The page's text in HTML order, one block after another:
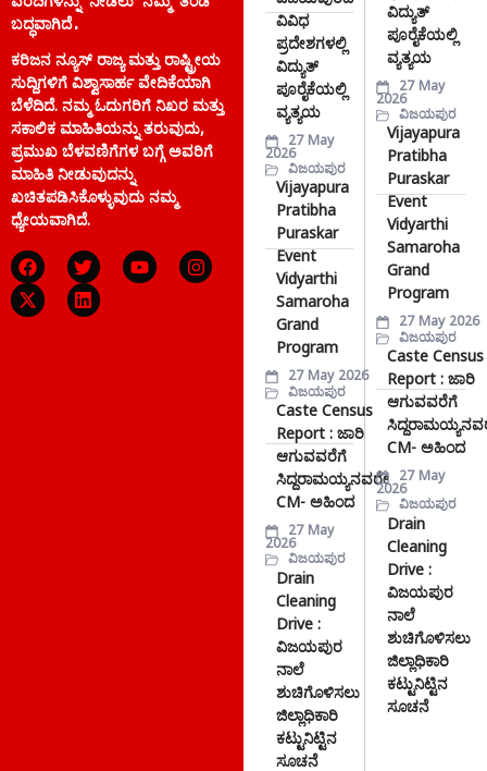
ಬದ್ಧವಾಗಿದೆ.
ಕರಿಜನ ನ್ಯೂಸ್ ರಾಜ್ಯ ಮತ್ತು ರಾಷ್ಟ್ರೀಯ
ಸುದ್ದಿಗಳಿಗೆ ವಿಶ್ವಾಸಾರ್ಹ ವೇದಿಕೆಯಾಗಿ
ಬೆಳೆದಿದೆ. ನಮ್ಮ ಓದುಗರಿಗೆ ನಿಖರ ಮತ್ತು
ಸಕಾಲಿಕ ಮಾಹಿತಿಯನ್ನು ತರುವುದು,
ಪ್ರಮುಖ ಬೆಳವಣಿಗೆಗಳ ಬಗ್ಗೆ ಅವರಿಗೆ
ಮಾಹಿತಿ ನೀಡುವುದನ್ನು
ಖಚಿತಪಡಿಸಿಕೊಳ್ಳುವುದು ನಮ್ಮ
ಧ್ಯೇಯವಾಗಿದೆ.
ವಿವಿಧ
ಪ್ರದೇಶಗಳಲ್ಲಿ
ವಿದ್ಯುತ್
ಪೂರೈಕೆಯಲ್ಲಿ
ವ್ಯತ್ಯಯ
27 May
2026
ವಿಜಯಪುರ
Vijayapura
Pratibha
Puraskar
Event
Vidyarthi
Samaroha
Grand
Program
27 May 2026
ವಿಜಯಪುರ
Caste Census
Report : ಜಾರಿ
ಆಗುವವರೆಗೆ
ಸಿದ್ದರಾಮಯ್ಯನವರೇ
CM- ಅಹಿಂದ
27 May
2026
ವಿಜಯಪುರ
Drain
Cleaning
Drive :
ವಿಜಯಪುರ
ನಾಲೆ
ಶುಚಿಗೊಳಿಸಲು
ಜಿಲ್ಲಾಧಿಕಾರಿ
ಕಟ್ಟುನಿಟ್ಟಿನ
ಸೂಚನೆ
ವಿದ್ಯುತ್
ಪೂರೈಕೆಯಲ್ಲಿ
ವ್ಯತ್ಯಯ
27 May
2026
ವಿಜಯಪುರ
Vijayapura
Pratibha
Puraskar
Event
Vidyarthi
Samaroha
Grand
Program
27 May 2026
ವಿಜಯಪುರ
Caste Census
Report : ಜಾರಿ
ಆಗುವವರೆಗೆ
CM- ಅಹಿಂದ
27 May
2026
ವಿಜಯಪುರ
Drain
Cleaning
Drive :
ವಿಜಯಪುರ
ನಾಲೆ
ಶುಚಿಗೊಳಿಸಲು
ಜಿಲ್ಲಾಧಿಕಾರಿ
ಕಟ್ಟುನಿಟ್ಟಿನ
ಸೂಚನೆ